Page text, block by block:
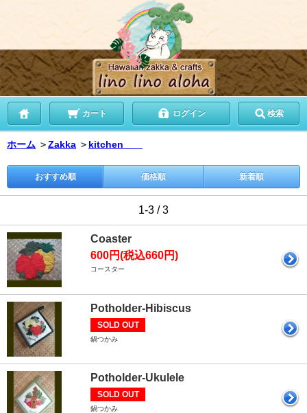
カート ログイン 検索
ホーム ＞Zakka ＞ kitchen
おすすめ順 価格順 新着順
1-3 / 3
Coaster
600円(税込660円)
コースター
Potholder-Hibiscus
SOLD OUT
鍋つかみ
Potholder-Ukulele
SOLD OUT
鍋つかみ